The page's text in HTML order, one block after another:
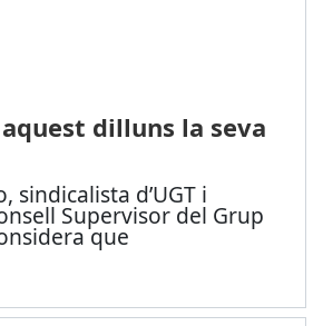
dilluns la seva
sindicalista d’UGT i
Supervisor del Grup
que